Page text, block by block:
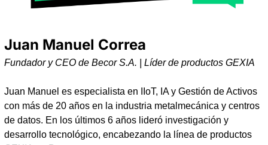
Juan Manuel Correa
Fundador y CEO de Becor S.A. | Líder de productos GEXIA
Juan Manuel es especialista en IIoT, IA y Gestión de Activos
con más de 20 años en la industria metalmecánica y centros
de datos. En los últimos 6 años lideró investigación y
desarrollo tecnológico, encabezando la línea de productos